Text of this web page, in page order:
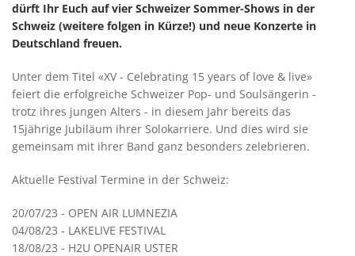
dürft Ihr Euch auf vier Schweizer Sommer-Shows in der
Schweiz (weitere folgen in Kürze!) und neue Konzerte in
Deutschland freuen.
Unter dem Titel «XV - Celebrating 15 years of love & live»
feiert die erfolgreiche Schweizer Pop- und Soulsängerin -
trotz ihres jungen Alters - in diesem Jahr bereits das
15jährige Jubiläum ihrer Solokarriere. Und dies wird sie
gemeinsam mit ihrer Band ganz besonders zelebrieren.
Aktuelle Festival Termine in der Schweiz:
20/07/23 - OPEN AIR LUMNEZIA
04/08/23 - LAKELIVE FESTIVAL
18/08/23 - H2U OPENAIR USTER